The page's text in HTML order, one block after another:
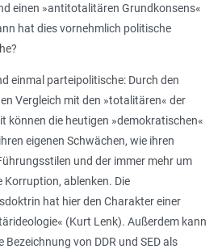
einen »antitotalitären Grundkonsens«
hat dies vornehmlich politische
einmal parteipolitische: Durch den
Vergleich mit den »totalitären« der
können die heutigen »demokratischen«
eigenen Schwächen, wie ihren
und der immer mehr um
Korruption, ablenken. Die
hat hier den Charakter einer
(Kurt Lenk). Außerdem kann
Bezeichnung von DDR und SED als